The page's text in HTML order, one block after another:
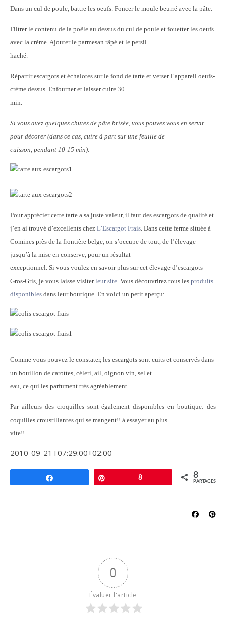
Dans un cul de poule, battre les oeufs. Foncer le moule beurré avec la pâte.
Filtrer le contenu de la poêle au dessus du cul de poule et fouetter les oeufs
avec la crème. Ajouter le parmesan râpé et le persil
haché.
Répartir escargots et échalotes sur le fond de tarte et verser l’appareil oeufs-
crème dessus. Enfourner et laisser cuire 30
min.
Si vous avez quelques chutes de pâte brisée, vous pouvez vous en servir
pour décorer (dans ce cas, cuire à part sur une feuille de
cuisson, pendant 10-15 min).
Pour apprécier cette tarte a sa juste valeur, il faut des escargots de qualité et
j’en ai trouvé d’excellents chez L’Escargot Frais. Dans cette ferme située à
Comines près de la frontière belge, on s’occupe de tout, de l’élevage
jusqu’à la mise en conserve, pour un résultat
exceptionnel. Si vous voulez en savoir plus sur cet élevage d’escargots
Gros-Gris, je vous laisse visiterleur site. Vous découvrirez tous les produits
disponibles dans leur boutique. En voici un petit aperçu:
Comme vous pouvez le constater, les escargots sont cuits et conservés dans
un bouillon de carottes, céleri, ail, oignon vin, sel et
eau, ce qui les parfument très agréablement.
Par ailleurs des croquilles sont également disponibles en boutique: des
coquilles croustillantes qui se mangent!! à essayer au plus
vite!!
2010-09-21T07:29:00+02:00
8 8
PARTAGES
0
Évaluer l'article